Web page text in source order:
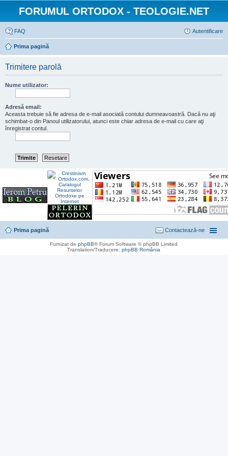
FORUMUL ORTODOX - TEOLOGIE.NET
FAQ Autentificare
Prima pagină
Trimitere parolă
Nume utilizator:
Adresă email:
Aceasta trebuie să fie adresa de e-mail asociată contului dumneavoastră. Dacă nu aţi
schimbat-o din Panoul utilizatorului, atunci este chiar adresa de e-mail cu care aţi
înregistrat contul.
Prima pagină Contactează-ne
Furnizat dephpBB® Forum Software © phpBB Limited
Translation/Traducere:phpBB România